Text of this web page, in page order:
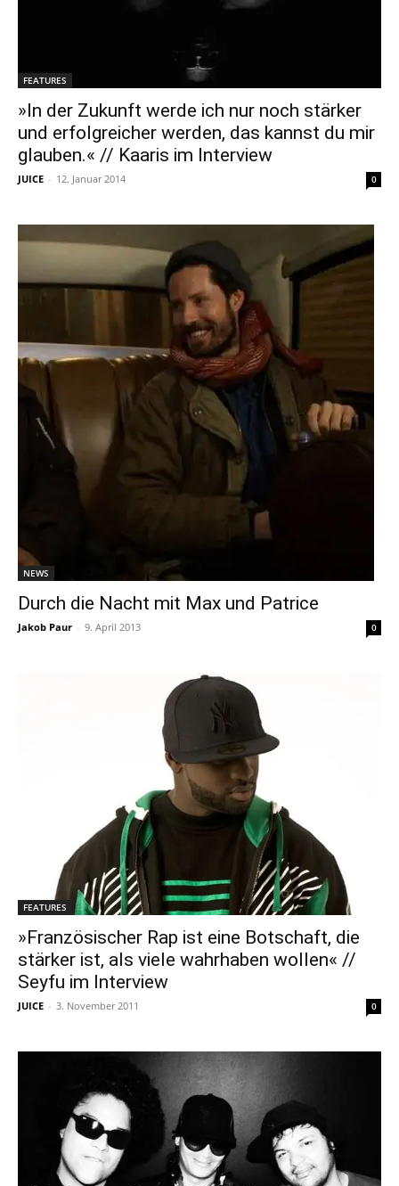
FEATURES
»In der Zukunft werde ich nur noch stärker
und erfolgreicher werden, das kannst du mir
glauben.« // Kaaris im Interview
JUICE - 12. Januar 2014 0
NEWS
Durch die Nacht mit Max und Patrice
Jakob Paur - 9. April 2013 0
FEATURES
»Französischer Rap ist eine Botschaft, die
stärker ist, als viele wahrhaben wollen« //
Seyfu im Interview
JUICE - 3. November 2011 0